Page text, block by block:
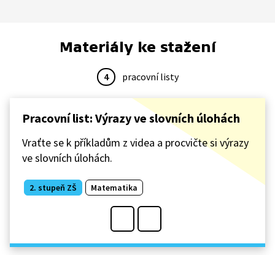
Materiály ke stažení
4 pracovní listy
Pracovní list: Výrazy ve slovních úlohách
Vraťte se k příkladům z videa a procvičte si výrazy
ve slovních úlohách.
2. stupeň ZŠ Matematika